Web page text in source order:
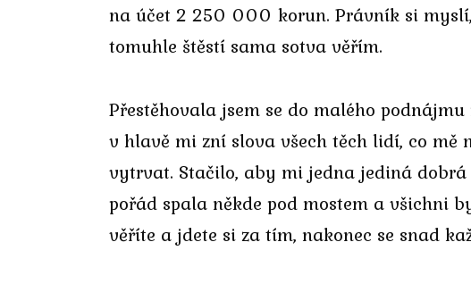
na účet 2 250 000 korun. Právník si
tomuhle štěstí sama sotva věřím.
Přestěhovala jsem se do malého
v hlavě mi zní slova všech těch lidí, co mě
vytrvat. Stačilo, aby mi jedna jediná
pořád spala někde pod mostem a všichni
věříte a jdete si za tím, nakonec se snad